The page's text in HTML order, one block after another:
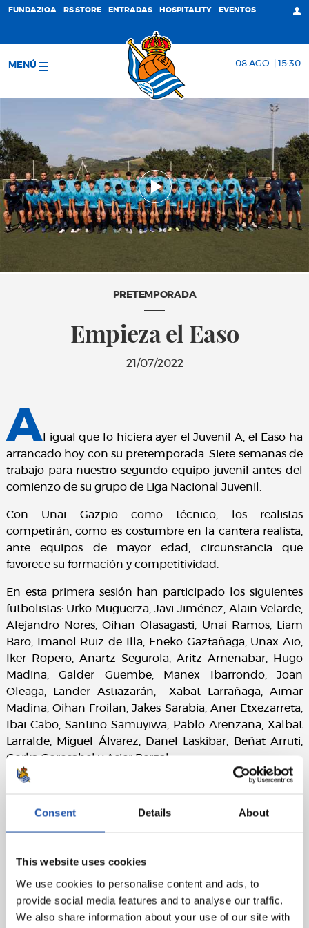
Consent Details About
This website uses cookies
We use cookies to personalise content and ads, to
provide social media features and to analyse our traffic.
We also share information about your use of our site with
FUNDAZIOA RS STORE ENTRADAS HOSPITALITY EVENTOS
MENÚ 08 AGO. | 15:30
PRETEMPORADA
Empieza el Easo
21/07/2022
Al igual que lo hiciera ayer el Juvenil A, el Easo ha
arrancado hoy con su pretemporada. Siete semanas de
trabajo para nuestro segundo equipo juvenil antes del
comienzo de su grupo de Liga Nacional Juvenil.
Con Unai Gazpio como técnico, los realistas
competirán, como es costumbre en la cantera realista,
ante equipos de mayor edad, circunstancia que
favorece su formación y competitividad.
En esta primera sesión han participado los siguientes
futbolistas: Urko Muguerza, Javi Jiménez, Alain Velarde,
Alejandro Nores, Oihan Olasagasti, Unai Ramos, Liam
Baro, Imanol Ruiz de Illa, Eneko Gaztañaga, Unax Aio,
Iker Ropero, Anartz Segurola, Aritz Amenabar, Hugo
Madina, Galder Guembe, Manex Ibarrondo, Joan
Oleaga, Lander Astiazarán, Xabat Larrañaga, Aimar
Madina, Oihan Froilan, Jakes Sarabia, Aner Etxezarreta,
Ibai Cabo, Santino Samuyiwa, Pablo Arenzana, Xalbat
Larralde, Miguel Álvarez, Danel Laskibar, Beñat Arruti,
Gorka Gorosabel y Asier Berzal.